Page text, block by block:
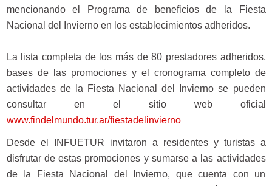
mencionando el Programa de beneficios de la Fiesta
Nacional del Invierno en los establecimientos adheridos.
La lista completa de los más de 80 prestadores adheridos,
bases de las promociones y el cronograma completo de
actividades de la Fiesta Nacional del Invierno se pueden
consultar en el sitio web oficial
www.findelmundo.tur.ar/fiestadelinvierno
Desde el INFUETUR invitaron a residentes y turistas a
disfrutar de estas promociones y sumarse a las actividades
de la Fiesta Nacional del Invierno, que cuenta con un